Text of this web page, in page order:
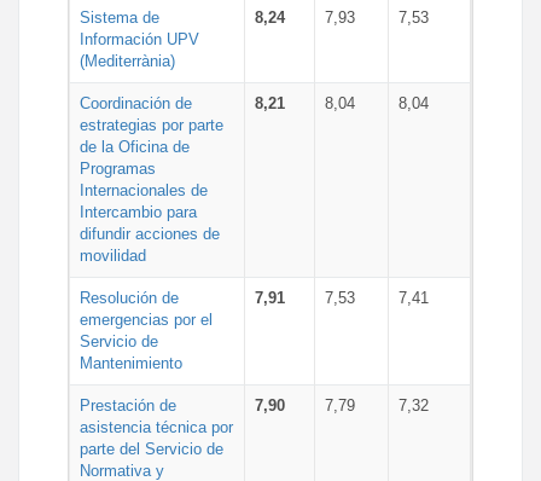
Sistema de
Información UPV
(Mediterrània)
8,24 7,93 7,53
Coordinación de
estrategias por parte
de la Oficina de
Programas
Internacionales de
Intercambio para
difundir acciones de
movilidad
8,21 8,04 8,04
Resolución de
emergencias por el
Servicio de
Mantenimiento
7,91 7,53 7,41
Prestación de
asistencia técnica por
parte del Servicio de
Normativa y
7,90 7,79 7,32